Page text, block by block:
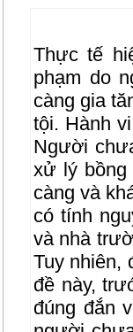
Thực tế
phạm do
càng gia
tội. Hành
Người
xử lý bồng
càng và
có tính
và nhà
Tuy nhiên,
đề này,
đúng đắn